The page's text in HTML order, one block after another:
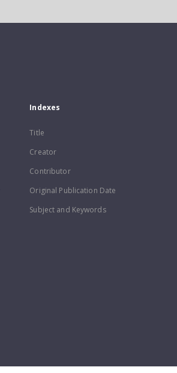
Indexes
Title
Creator
Contributor
Original Publication Date
Subject and Keywords